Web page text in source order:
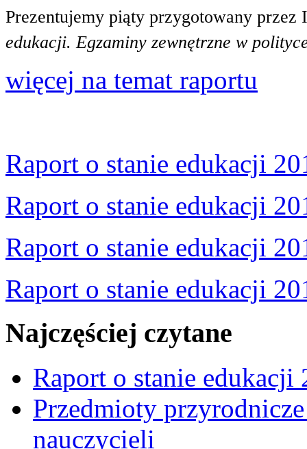
Prezentujemy piąty przygotowany
edukacji. Egzaminy zewnętrzne w
więcej na temat raportu
Raport o stanie edukacji
Raport o stanie edukacji
Raport o stanie edukacji
Raport o stanie edukacji
Najczęściej czytane
Raport o stanie edukacji
Przedmioty
nauczycieli